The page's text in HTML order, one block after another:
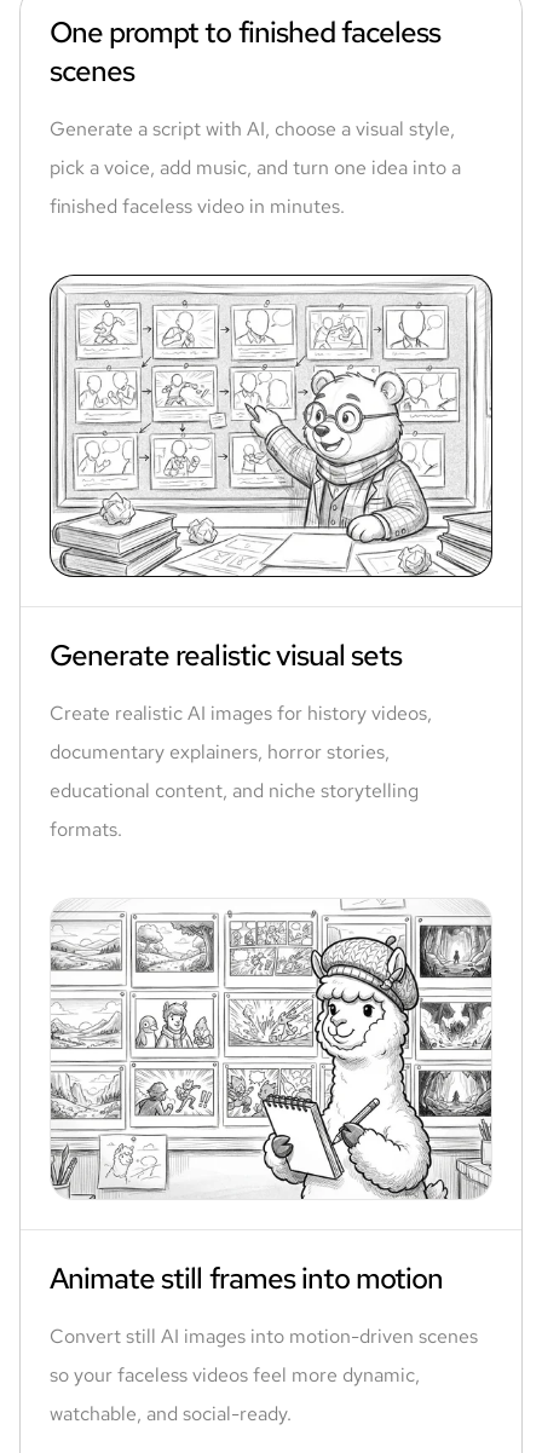
One prompt to finished faceless
scenes
Generate a script with AI, choose a visual style,
pick a voice, add music, and turn one idea into a
finished faceless video in minutes.
Generate realistic visual sets
Create realistic AI images for history videos,
documentary explainers, horror stories,
educational content, and niche storytelling
formats.
Animate still frames into motion
Convert still AI images into motion-driven scenes
so your faceless videos feel more dynamic,
watchable, and social-ready.